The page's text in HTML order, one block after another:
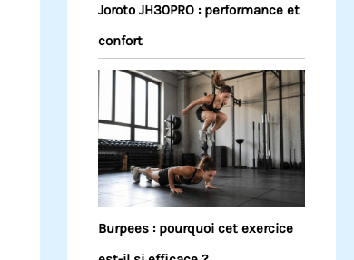
Joroto JH30PRO : performance et
confort
Burpees : pourquoi cet exercice